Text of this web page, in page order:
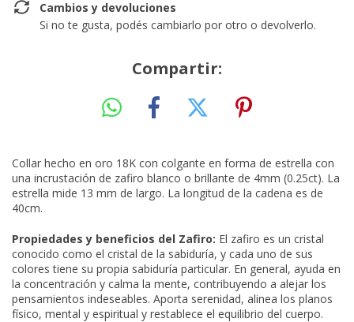
Cambios y devoluciones
Si no te gusta, podés cambiarlo por otro o devolverlo.
Compartir:
Collar hecho en oro 18K con colgante en forma de estrella con
una incrustación de zafiro blanco o brillante de 4mm (0.25ct). La
estrella mide 13 mm de largo. La longitud de la cadena es de
40cm.
Propiedades y beneficios del Zafiro: El zafiro es un cristal
conocido como el cristal de la sabiduría, y cada uno de sus
colores tiene su propia sabiduría particular. En general, ayuda en
la concentración y calma la mente, contribuyendo a alejar los
pensamientos indeseables. Aporta serenidad, alinea los planos
físico, mental y espiritual y restablece el equilibrio del cuerpo.